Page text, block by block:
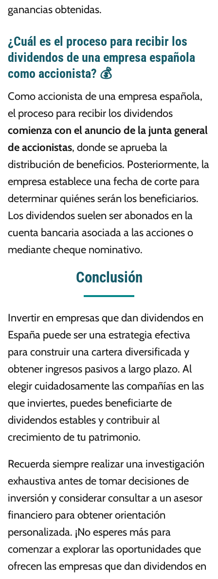
ganancias obtenidas.
¿Cuál es el proceso para recibir los
dividendos de una empresa española
como accionista? 💰
Como accionista de una empresa española,
el proceso para recibir los dividendos
comienza con el anuncio de la junta general
de accionistas, donde se aprueba la
distribución de beneficios. Posteriormente, la
empresa establece una fecha de corte para
determinar quiénes serán los beneficiarios.
Los dividendos suelen ser abonados en la
cuenta bancaria asociada a las acciones o
mediante cheque nominativo.
Conclusión
Invertir en empresas que dan dividendos en
España puede ser una estrategia efectiva
para construir una cartera diversificada y
obtener ingresos pasivos a largo plazo. Al
elegir cuidadosamente las compañías en las
que inviertes, puedes beneficiarte de
dividendos estables y contribuir al
crecimiento de tu patrimonio.
Recuerda siempre realizar una investigación
exhaustiva antes de tomar decisiones de
inversión y considerar consultar a un asesor
financiero para obtener orientación
personalizada. ¡No esperes más para
comenzar a explorar las oportunidades que
ofrecen las empresas que dan dividendos en